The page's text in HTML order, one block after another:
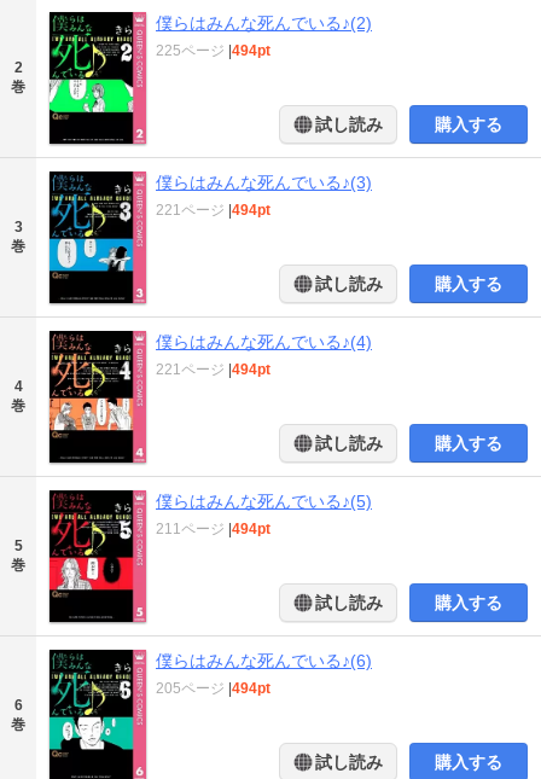
2
巻
僕らはみんな死んでいる♪(2)
225ページ 494pt
試し読み 購入する
3
巻
僕らはみんな死んでいる♪(3)
221ページ 494pt
試し読み 購入する
4
巻
僕らはみんな死んでいる♪(4)
221ページ 494pt
試し読み 購入する
5
巻
僕らはみんな死んでいる♪(5)
211ページ 494pt
試し読み 購入する
6
巻
僕らはみんな死んでいる♪(6)
205ページ 494pt
試し読み 購入する